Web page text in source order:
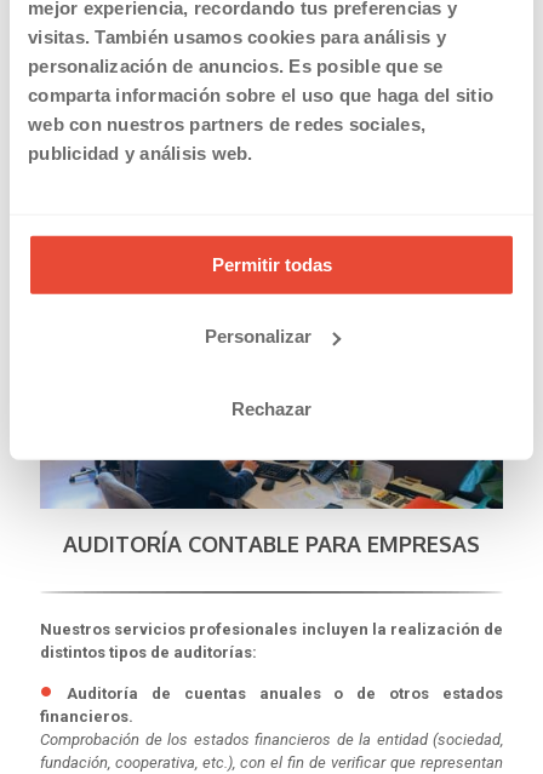
mejor experiencia, recordando tus preferencias y
visitas. También usamos cookies para análisis y
personalización de anuncios. Es posible que se
comparta información sobre el uso que haga del sitio
web con nuestros partners de redes sociales,
publicidad y análisis web.
Permitir todas
Personalizar
Rechazar
etc. Aquí podemos colaborar y trabajar juntos.
En el segundo caso, al externalizarlo por completo, se abarata el
servicio, se paga solo de acuerdo al consumo de servicios, el
empresario no debe preocuparse por acualizaciones de
programas informáticos, cambios en el plan general contable,
nuevas directivas, etc. Sin embargo, es cierto que se pierde
AUDITORÍA CONTABLE PARA EMPRESAS
Nuestros servicios profesionales incluyen la realización de
distintos tipos de auditorías:
Auditoría de cuentas anuales o de otros estados
financieros.
Comprobación de los estados financieros de la entidad (sociedad,
fundación, cooperativa, etc.), con el fin de verificar que representan